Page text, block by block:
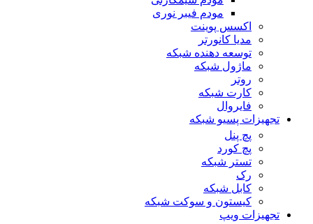
مودم فیبر نوری
اکسس پوینت
مدیا کانورتر
توسعه دهنده شبکه
ماژول شبکه
روتر
کارت شبکه
فایروال
تجهیزات پسیو شبکه
پچ پنل
پچ کورد
تستر شبکه
رک
کابل شبکه
کیستون و سوکت شبکه
تجهیزات ویپ